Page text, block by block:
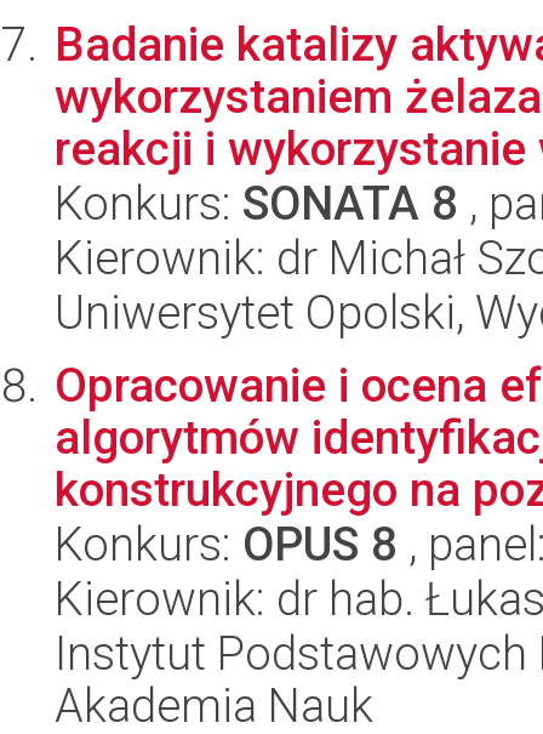
Badanie katalizy
wykorzystaniem
reakcji i wykorzystanie
Konkurs: SONATA 8 ,
Kierownik: dr Michał
Uniwersytet Opolski,
Opracowanie i ocena
algorytmów
konstrukcyjnego na
Konkurs: OPUS 8 ,
Kierownik: dr hab.
Instytut
Akademia Nauk